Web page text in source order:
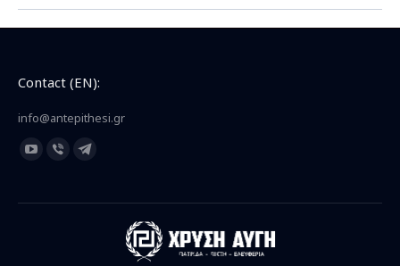
Contact (EN):
info@antepithesi.gr
Find us on:
YouTube
opens
Viber
opens
Telegram
opens